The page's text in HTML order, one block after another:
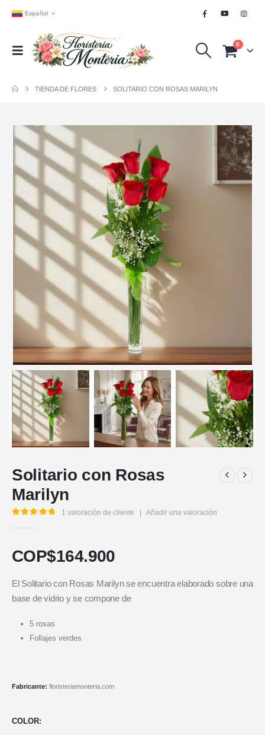
Español
0
TIENDA DE FLORES SOLITARIO CON ROSAS MARILYN
Solitario con Rosas
Marilyn
1 valoración de cliente Añadir una valoración
COP$164.900
El Solitario con Rosas Marilyn se encuentra elaborado sobre una
base de vidrio y se compone de
5 rosas
Follajes verdes
Fabricante: floristeriamonteria.com
COLOR